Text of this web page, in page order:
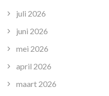
juli 2026
juni 2026
mei 2026
april 2026
maart 2026